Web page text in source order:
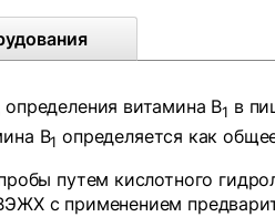
витамина B1 в
B1 определяется как
путем кислотного
с применением